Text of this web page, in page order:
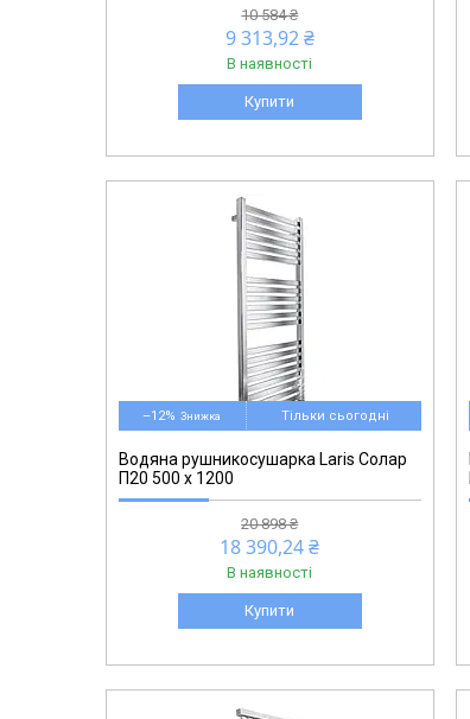
10 584 ₴
9 313,92 ₴
В наявності
Купити
–12% Тільки сьогодні
Водяна рушникосушарка Laris Солар
П20 500 х 1200
20 898 ₴
18 390,24 ₴
В наявності
Купити
71207678